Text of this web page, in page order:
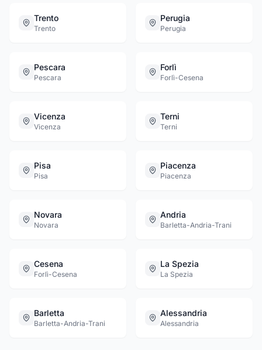
Trento
Trento
Perugia
Perugia
Pescara
Pescara
Forlì
Forlì-Cesena
Vicenza
Vicenza
Terni
Terni
Pisa
Pisa
Piacenza
Piacenza
Novara
Novara
Andria
Barletta-Andria-Trani
Cesena
Forlì-Cesena
La Spezia
La Spezia
Barletta
Barletta-Andria-Trani
Alessandria
Alessandria